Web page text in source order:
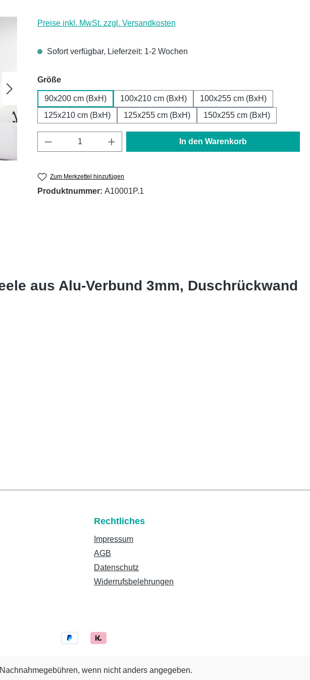
Preise inkl. MwSt. zzgl. Versandkosten
Sofort verfügbar, Lieferzeit: 1-2 Wochen
Größeauswählen
90x200 cm (BxH) 100x210 cm (BxH)
100x255 cm (BxH)
125x210 cm (BxH)
125x255 cm (BxH) 150x255 cm (BxH)
Produkt Anzahl: Gib den gewünschten Wert ein
In den Warenkorb
Zum Merkzettel hinzufügen
Produktnummer: A10001P.1
aus Alu-Verbund 3mm, Duschrückwand
Rechtliches
Impressum
AGB
Datenschutz
Widerrufsbelehrungen
wenn nicht anders angegeben.